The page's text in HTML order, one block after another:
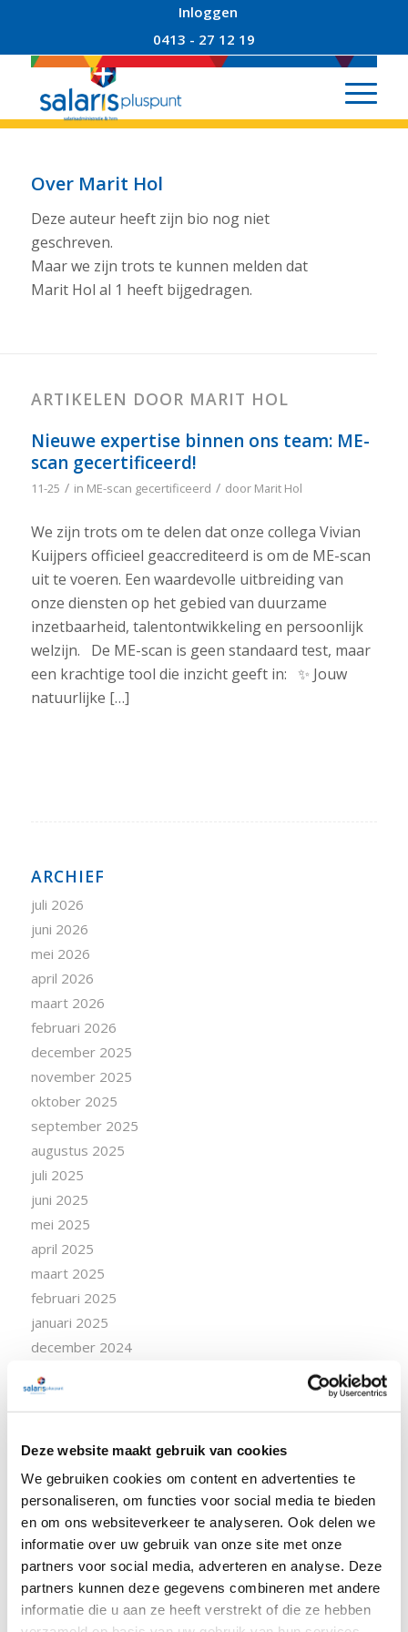
Deze website maakt gebruik van cookies
We gebruiken cookies om content en advertenties te
personaliseren, om functies voor social media te bieden
en om ons websiteverkeer te analyseren. Ook delen we
informatie over uw gebruik van onze site met onze
partners voor social media, adverteren en analyse. Deze
partners kunnen deze gegevens combineren met andere
informatie die u aan ze heeft verstrekt of die ze hebben
Inloggen
0413 - 27 12 19
Over Marit Hol
Deze auteur heeft zijn bio nog niet
geschreven.
Maar we zijn trots te kunnen melden dat
Marit Hol al 1 heeft bijgedragen.
ARTIKELEN DOOR MARIT HOL
Nieuwe expertise binnen ons team: ME-
scan gecertificeerd!
11-25 / in ME-scan gecertificeerd / door Marit Hol
We zijn trots om te delen dat onze collega Vivian
Kuijpers officieel geaccrediteerd is om de ME-scan
uit te voeren. Een waardevolle uitbreiding van
onze diensten op het gebied van duurzame
inzetbaarheid, talentontwikkeling en persoonlijk
welzijn. De ME-scan is geen standaard test, maar
een krachtige tool die inzicht geeft in: ✨ Jouw
natuurlijke […]
ARCHIEF
juli 2026
juni 2026
mei 2026
april 2026
maart 2026
februari 2026
december 2025
november 2025
oktober 2025
september 2025
augustus 2025
juli 2025
juni 2025
mei 2025
april 2025
maart 2025
februari 2025
januari 2025
december 2024
november 2024
oktober 2024
augustus 2024
juli 2024
juni 2024
april 2024
maart 2024
februari 2024
januari 2024
december 2023